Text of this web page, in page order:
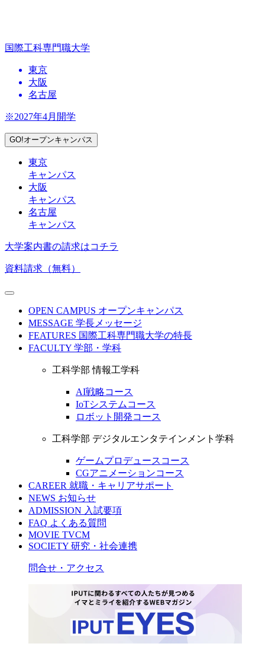
国際工科専門職大学
東京
大阪
名古屋
※2027年4月開学
GO!オープンキャンパス
東京
キャンパス
大阪
キャンパス
名古屋
キャンパス
大学案内書の請求はコチラ
資料請求（無料）
OPEN CAMPUS オープンキャンパス
MESSAGE 学長メッセージ
FEATURES 国際工科専門職大学の特長
FACULTY 学部・学科
工科学部 情報工学科
AI戦略コース
IoTシステムコース
ロボット開発コース
工科学部 デジタルエンタテインメント学科
ゲームプロデュースコース
CGアニメーションコース
CAREER 就職・キャリアサポート
NEWS お知らせ
ADMISSION 入試要項
FAQ よくある質問
MOVIE TVCM
SOCIETY 研究・社会連携
問合せ・アクセス